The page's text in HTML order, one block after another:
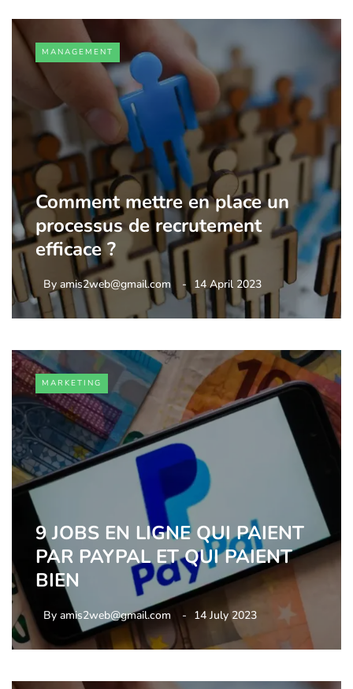
MANAGEMENT
Comment mettre en place un
processus de recrutement
efficace ?
By amis2web@gmail.com 14 April 2023
MARKETING
9 JOBS EN LIGNE QUI PAIENT
PAR PAYPAL ET QUI PAIENT
BIEN
By amis2web@gmail.com 14 July 2023